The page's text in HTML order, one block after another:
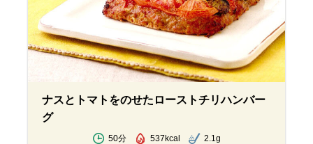
ナスとトマトをのせたローストチリハンバー
グ
50分 537kcal 2.1g